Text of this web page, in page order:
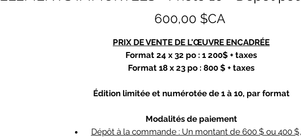
600,00 $CA
PRIX DE VENTE DE L'ŒUVRE ENCADRÉE
Format 24 x 32 po : 1 200$ + taxes
Format 18 x 23 po : 800 $ + taxes
Édition limitée et numérotée de 1 à 10, par format
Modalités de paiement
Dépôt à la commande : Un montant de 600 $ ou 400 $,